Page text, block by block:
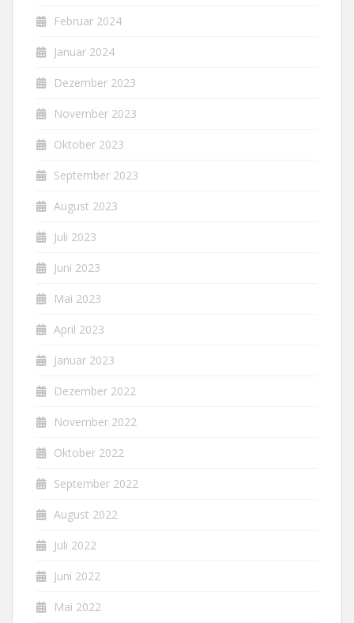
Februar 2024
Januar 2024
Dezember 2023
November 2023
Oktober 2023
September 2023
August 2023
Juli 2023
Juni 2023
Mai 2023
April 2023
Januar 2023
Dezember 2022
November 2022
Oktober 2022
September 2022
August 2022
Juli 2022
Juni 2022
Mai 2022